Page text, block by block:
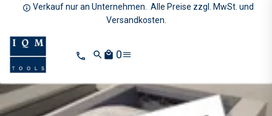
Verkauf nur an Unternehmen. Alle Preise zzgl. MwSt. und
Versandkosten.
search local_mall 0